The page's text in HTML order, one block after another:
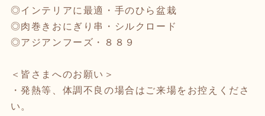
◎インテリアに最適・手のひら盆栽
◎肉巻きおにぎり串・シルクロード
◎アジアンフーズ・８８９
＜皆さまへのお願い＞
・発熱等、体調不良の場合はご来場をお控えくださ
い。